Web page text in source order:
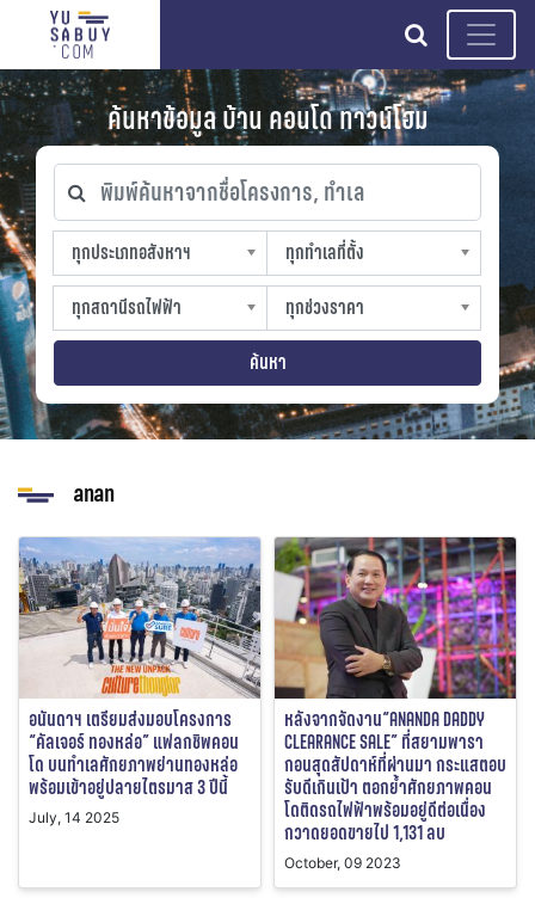
search
ค้นหาข้อมูล บ้าน คอนโด ทาวน์โฮม
พิมพ์ค้นหาจากชื่อโครงการ, ทำเล
ทุกประเภทอสังหาฯ
ทุกประเภทอสังหาฯ
sproperty
ทุกทำเลที่ตั้ง
ทุกทำเลที่ตั้ง
slocation
ทุกสถานีรถไฟฟ้า
ทุกสถานีรถไฟฟ้า
strain-station
ทุกช่วงราคา
ทุกช่วงราคา
sprice
ค้นหา
anan
อนันดาฯ เตรียมส่งมอบโครงการ
“คัลเจอร์ ทองหล่อ” แฟลกชิพคอน
โด บนทำเลศักยภาพย่านทองหล่อ
พร้อมเข้าอยู่ปลายไตรมาส 3 ปีนี้
July, 14 2025
หลังจากจัดงาน“ANANDA DADDY
CLEARANCE SALE” ที่สยามพารา
กอนสุดสัปดาห์ที่ผ่านมา กระแสตอบ
รับดีเกินเป้า ตอกย้ำศักยภาพคอน
โดติดรถไฟฟ้าพร้อมอยู่ดีต่อเนื่อง
กวาดยอดขายไป 1,131 ลบ
October, 09 2023